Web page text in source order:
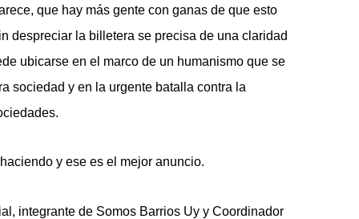
que hay más gente con ganas de que esto
despreciar la billetera se precisa de una claridad
ubicarse en el marco de un humanismo que se
sociedad y en la urgente batalla contra la
y ese es el mejor anuncio.
integrante de Somos Barrios Uy y Coordinador